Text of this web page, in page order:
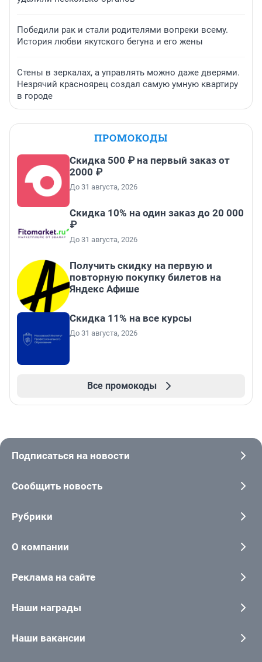
Победили рак и стали родителями вопреки всему.
История любви якутского бегуна и его жены
Стены в зеркалах, а управлять можно даже дверями.
Незрячий красноярец создал самую умную квартиру
в городе
ПРОМОКОДЫ
Скидка 500 ₽ на первый заказ от
2000 ₽
До 31 августа, 2026
Скидка 10% на один заказ до 20 000
₽
До 31 августа, 2026
Получить скидку на первую и
повторную покупку билетов на
Яндекс Афише
Скидка 11% на все курсы
До 31 августа, 2026
Все промокоды
Подписаться на новости
Сообщить новость
Рубрики
О компании
Реклама на сайте
Наши награды
Наши вакансии